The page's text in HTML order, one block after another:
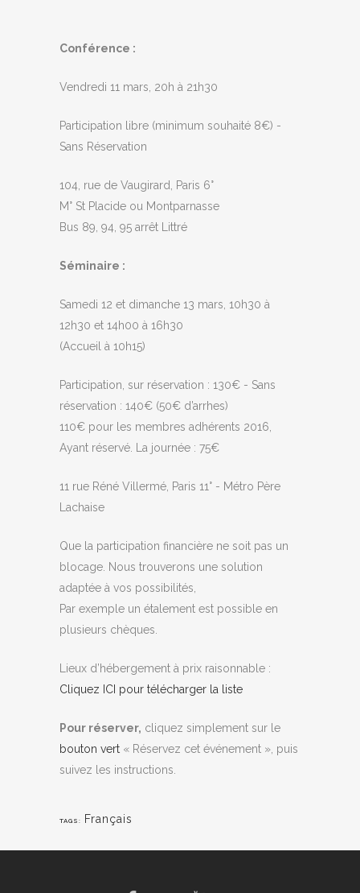
Conférence :
Vendredi 11 mars, 20h à 21h30
Participation libre (minimum souhaité 8€) -
Sans Réservation
104, rue de Vaugirard, Paris 6°
M° St Placide ou Montparnasse
Bus 89, 94, 95 arrêt Littré
Séminaire :
Samedi 12 et dimanche 13 mars, 10h30 à
12h30 et 14h00 à 16h30
(Accueil à 10h15)
Participation, sur réservation : 130€ - Sans
réservation : 140€ (50€ d’arrhes)
110€ pour les membres adhérents 2016,
Ayant réservé. La journée : 75€
11 rue Réné Villermé, Paris 11° - Métro Père
Lachaise
Que la participation financière ne soit pas un
blocage. Nous trouverons une solution
adaptée à vos possibilités,
Par exemple un étalement est possible en
plusieurs chèques.
Lieux d’hébergement à prix raisonnable :
Cliquez ICI pour télécharger la liste
Pour réserver, cliquez simplement sur le
bouton vert « Réservez cet événement », puis
suivez les instructions.
TAGS: Français